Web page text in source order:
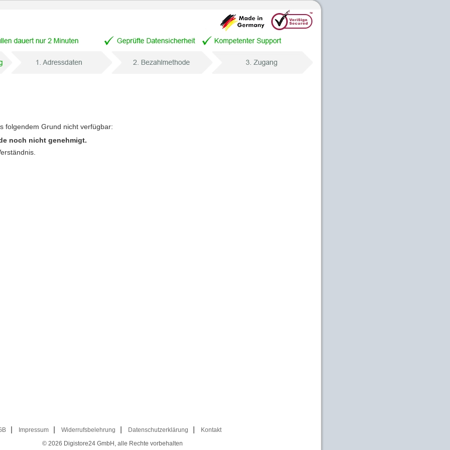
folgendem Grund nicht verfügbar:
noch nicht genehmigt.
Impressum Widerrufsbelehrung Datenschutzerklärung
Kontakt
© 2026 Digistore24 GmbH, alle Rechte vorbehalten